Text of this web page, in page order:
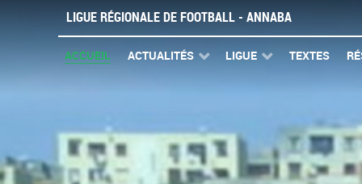
LIGUE RÉGIONALE DE FOOTBALL - ANNABA
ACCUEIL ACTUALITÉS LIGUE TEXTES